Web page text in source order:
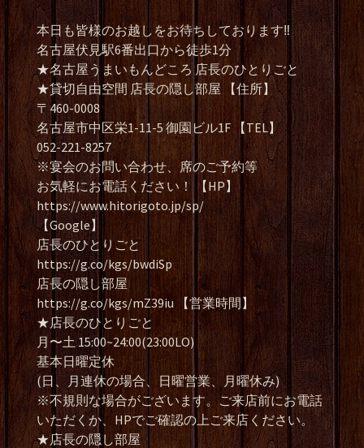
本日も皆様のお越しをお待ちしております‼️
名古屋伏見駅6番出口から徒歩1分
★名古屋うまいもんどころ 店長のひとりごと
★貸切自由空間 店長の隠し部屋 【住所】
〒460-0008
名古屋市中区栄1-11-5 御園ビル1F 【TEL】
052-221-8257
※宴会のお問い合わせ、席のご予約等
お気軽にお電話ください！ 【HP】
https://www.hitorigoto.jp/sp/
【Google】
店長のひとりごと
https://g.co/kgs/bwdiSp
店長の隠し部屋
https://g.co/kgs/mZ39iu 【営業時間】
★店長のひとりごと
月〜土 15:00~24:00(23:00LO)
基本日曜定休
(日、月連休の場合、日曜営業、月曜休み)
※不規則な場合がございます。ご来店前にお電話
いただくか、HPでご確認の上ご来店ください。
★店長の隠し部屋